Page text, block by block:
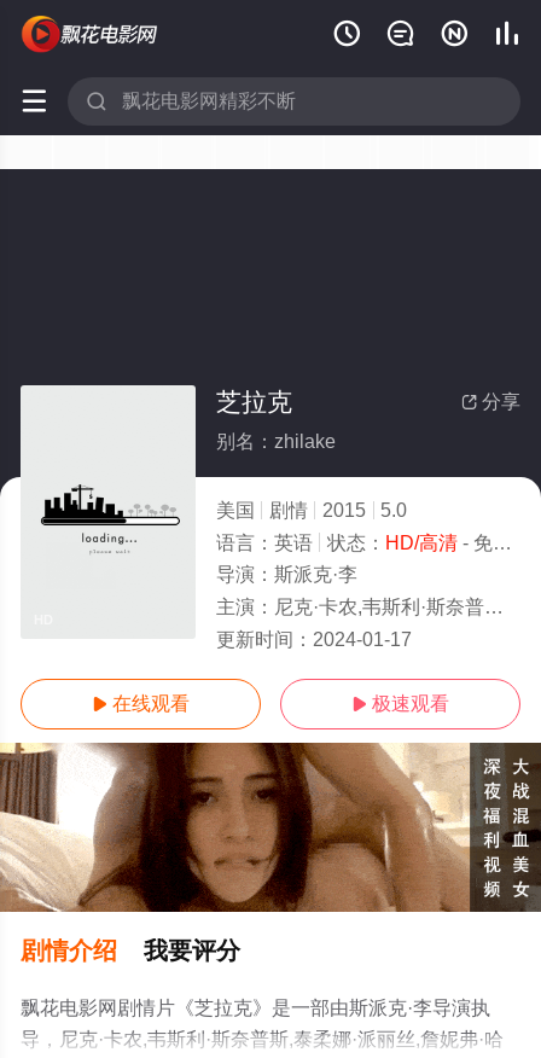
   
 
 分享
芝拉克
别名：zhilake
美国 剧情 2015
5.0
语言： 英语 状态： HD/高清- 免费在线观看
导演： 斯派克·李
主演： 尼克·卡农,韦斯利·斯奈普斯,泰柔娜·派丽丝,詹妮弗·哈德森,史蒂夫·哈里斯,哈里·列尼斯,D·B·斯威尼,
更新时间： 2024-01-17
 在线观看  极速观看
剧情介绍 我要评分
飘花电影网剧情片《芝拉克》是一部由斯派克·李导演执
导，尼克·卡农,韦斯利·斯奈普斯,泰柔娜·派丽丝,詹妮弗·哈